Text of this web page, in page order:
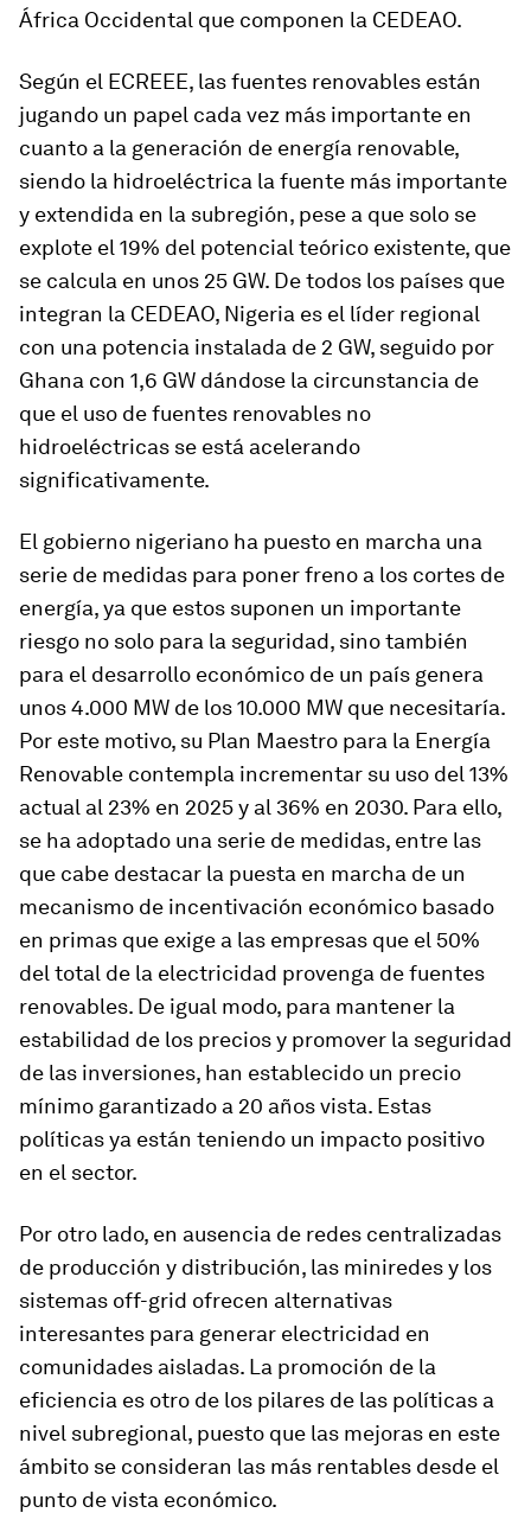
África Occidental que componen la CEDEAO.
Según el ECREEE, las fuentes renovables están
jugando un papel cada vez más importante en
cuanto a la generación de energía renovable,
siendo la hidroeléctrica la fuente más importante
y extendida en la subregión, pese a que solo se
explote el 19% del potencial teórico existente, que
se calcula en unos 25 GW. De todos los países que
integran la CEDEAO, Nigeria es el líder regional
con una potencia instalada de 2 GW, seguido por
Ghana con 1,6 GW dándose la circunstancia de
que el uso de fuentes renovables no
hidroeléctricas se está acelerando
significativamente.
El gobierno nigeriano ha puesto en marcha una
serie de medidas para poner freno a los cortes de
energía, ya que estos suponen un importante
riesgo no solo para la seguridad, sino también
para el desarrollo económico de un país genera
unos 4.000 MW de los 10.000 MW que necesitaría.
Por este motivo, su Plan Maestro para la Energía
Renovable contempla incrementar su uso del 13%
actual al 23% en 2025 y al 36% en 2030. Para ello,
se ha adoptado una serie de medidas, entre las
que cabe destacar la puesta en marcha de un
mecanismo de incentivación económico basado
en primas que exige a las empresas que el 50%
del total de la electricidad provenga de fuentes
renovables. De igual modo, para mantener la
estabilidad de los precios y promover la seguridad
de las inversiones, han establecido un precio
mínimo garantizado a 20 años vista. Estas
políticas ya están teniendo un impacto positivo
en el sector.
Por otro lado, en ausencia de redes centralizadas
de producción y distribución, las miniredes y los
sistemas off-grid ofrecen alternativas
interesantes para generar electricidad en
comunidades aisladas. La promoción de la
eficiencia es otro de los pilares de las políticas a
nivel subregional, puesto que las mejoras en este
ámbito se consideran las más rentables desde el
punto de vista económico.